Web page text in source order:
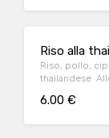
Riso alla
Riso, pollo,
thailandese
6.00 €